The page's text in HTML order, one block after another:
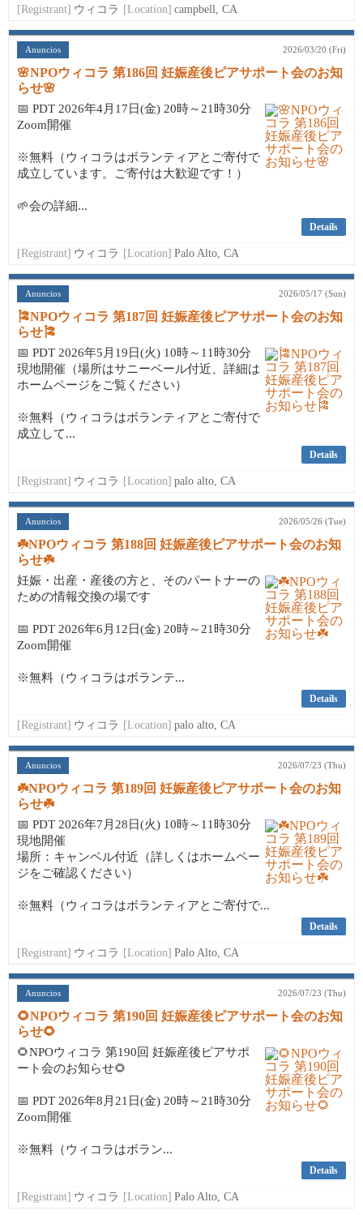
[Registrant] ウィコラ [Location] campbell, CA
Anuncios 2026/03/20 (Fri)
🌸NPOウィコラ 第186回 妊娠産後ピアサポート会のお知
らせ🌸
📅 PDT 2026年4月17日(金) 20時～21時30分
Zoom開催
※無料（ウィコラはボランティアとご寄付で
成立しています。ご寄付は大歓迎です！）
🌱会の詳細...
Details
[Registrant] ウィコラ [Location] Palo Alto, CA
Anuncios 2026/05/17 (Sun)
🎏NPOウィコラ 第187回 妊娠産後ピアサポート会のお知
らせ🎏
📅 PDT 2026年5月19日(火) 10時～11時30分
現地開催（場所はサニーベール付近、詳細は
ホームページをご覧ください）
※無料（ウィコラはボランティアとご寄付で
成立して...
Details
[Registrant] ウィコラ [Location] palo alto, CA
Anuncios 2026/05/26 (Tue)
☘️NPOウィコラ 第188回 妊娠産後ピアサポート会のお知
らせ☘️
妊娠・出産・産後の方と、そのパートナーの
ための情報交換の場です
📅 PDT 2026年6月12日(金) 20時～21時30分
Zoom開催
※無料（ウィコラはボランテ...
Details
[Registrant] ウィコラ [Location] palo alto, CA
Anuncios 2026/07/23 (Thu)
☘️NPOウィコラ 第189回 妊娠産後ピアサポート会のお知
らせ☘️
📅 PDT 2026年7月28日(火) 10時～11時30分
現地開催
場所：キャンベル付近（詳しくはホームペー
ジをご確認ください）
※無料（ウィコラはボランティアとご寄付で...
Details
[Registrant] ウィコラ [Location] Palo Alto, CA
Anuncios 2026/07/23 (Thu)
🌻NPOウィコラ 第190回 妊娠産後ピアサポート会のお知
らせ🌻
🌻NPOウィコラ 第190回 妊娠産後ピアサポ
ート会のお知らせ🌻
📅 PDT 2026年8月21日(金) 20時～21時30分
Zoom開催
※無料（ウィコラはボラン...
Details
[Registrant] ウィコラ [Location] Palo Alto, CA